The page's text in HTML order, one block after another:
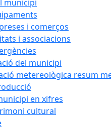
municipi
i comerços
i associacions
del municipi
metereològica resum
en xifres
cultural